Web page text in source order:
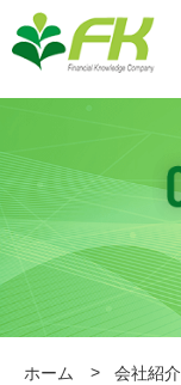
ホーム 会社紹介